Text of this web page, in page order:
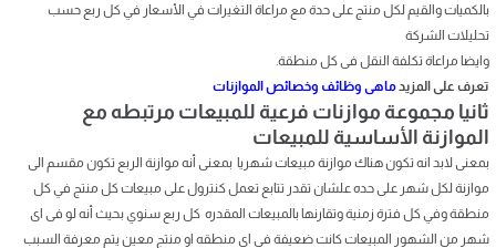
بالكميات والقيم لكل منتج على حدة مع مراعاة التغيرات في الأسعار في كل ربع حسب
تحليلات الشركة
وايضا مراعاة تكلفة النقل فى كل منطقة.
تعرف على المزيد ماهى وظائف وخصائص الموازنات
ثانيا مجموعة موازنات فرعية للمبيعات مرتبطه مع
الموازنة الأساسية للمبيعات
بمعنى لابد انه تكون هناك موازنة مبيعات شهريا بمعنى أنه موازنة الربع تكون مقسم الى
موازنة لكل شهر على حده علشان تقدر تتابع تعمل كنترول على مبيعات كل منتج في كل
منطقة وفي كل فترة زمنية وتقارنها بالمبيعات المقدره كل ربع سنوي بحيث أنه لو فى اى
شهر من الشهور المبيعات كانت ضعيفة فى اى منطقه او منتج معين يتم معرفة السبب